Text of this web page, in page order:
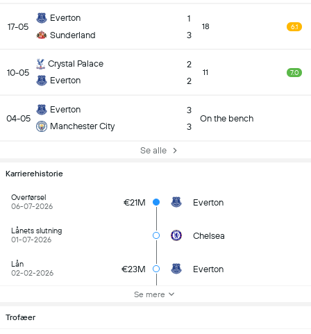
17-05
Everton
Sunderland
1
3
18 6.1
10-05
Crystal Palace
Everton
2
2
11 7.0
04-05
Everton
Manchester City
3
3
On the bench
Se alle
Karrierehistorie
Overførsel
06-07-2026
€21M Everton
Lånets slutning
01-07-2026
Chelsea
Lån
02-02-2026
€23M Everton
Se mere
Trofæer